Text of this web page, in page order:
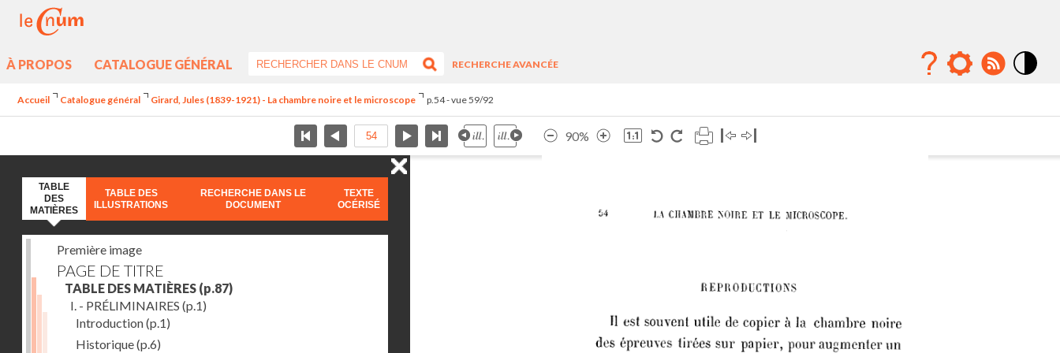
À PROPOS CATALOGUE GÉNÉRAL
RECHERCHE AVANCÉE
Accueil Catalogue général Girard, Jules (1839-1921) - La chambre noire et le microscope p.54 - vue 59/92
90%
TABLE
DES
MATIÈRES
TABLE DES
ILLUSTRATIONS
RECHERCHE DANS LE
DOCUMENT
TEXTE
OCÉRISÉ
Première image
PAGE DE TITRE
TABLE DES MATIÈRES (p.87)
I. - PRÉLIMINAIRES (p.1)
Introduction(p.1)
Historique(p.6)